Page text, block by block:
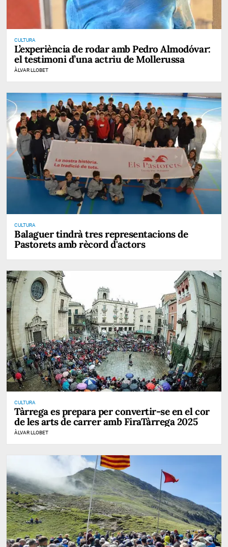
CULTURA
L’experiència de rodar amb Pedro Almodóvar:
el testimoni d’una actriu de Mollerussa
ÀLVAR LLOBET
CULTURA
Balaguer tindrà tres representacions de
Pastorets amb rècord d'actors
CULTURA
Tàrrega es prepara per convertir-se en el cor
de les arts de carrer amb FiraTàrrega 2025
ÀLVAR LLOBET